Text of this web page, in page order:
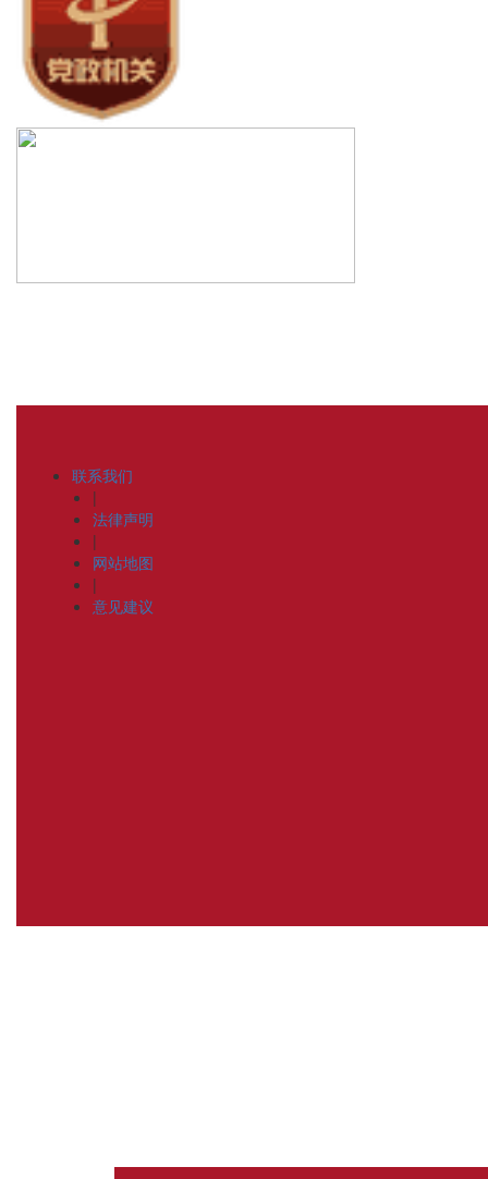
联系我们
|
法律声明
|
网站地图
|
意见建议